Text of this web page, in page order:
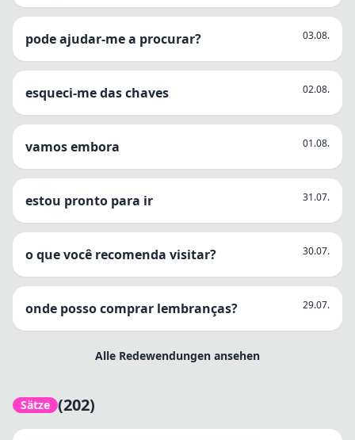
pode ajudar-me a procurar? 03.08.
esqueci-me das chaves 02.08.
vamos embora 01.08.
estou pronto para ir 31.07.
o que você recomenda visitar? 30.07.
onde posso comprar lembranças? 29.07.
Alle Redewendungen ansehen
Sätze (202)